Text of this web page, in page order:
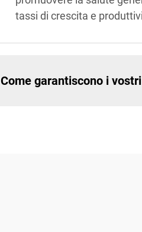
tassi di crescita e
Come garantiscono i